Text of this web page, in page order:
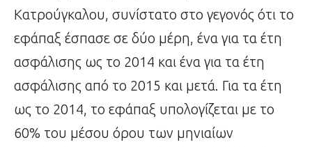
Κατρούγκαλου, συνίστατο στο γεγονός ότι το
εφάπαξ έσπασε σε δύο μέρη, ένα για τα έτη
ασφάλισης ως το 2014 και ένα για τα έτη
ασφάλισης από το 2015 και μετά. Για τα έτη
ως το 2014, το εφάπαξ υπολογίζεται με το
60% του μέσου όρου των μηνιαίων